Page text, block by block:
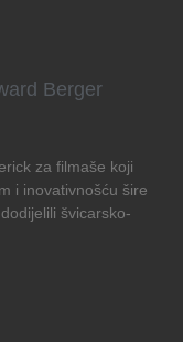
Berger
za filmaše koji
i inovativnošću šire
švicarsko-